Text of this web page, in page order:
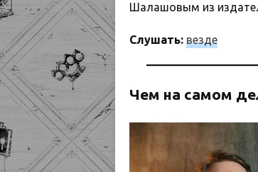
Шалашовым из
Слушать: везде
Чем на самом